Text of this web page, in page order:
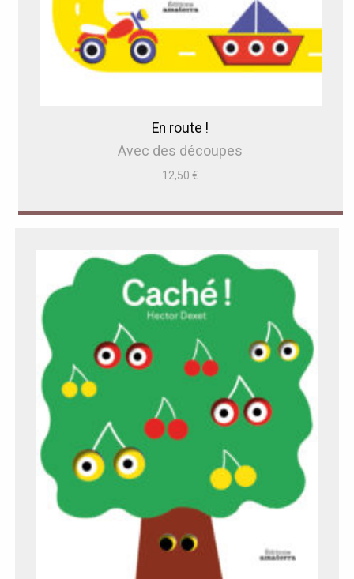
En route !
Avec des découpes
12,50€